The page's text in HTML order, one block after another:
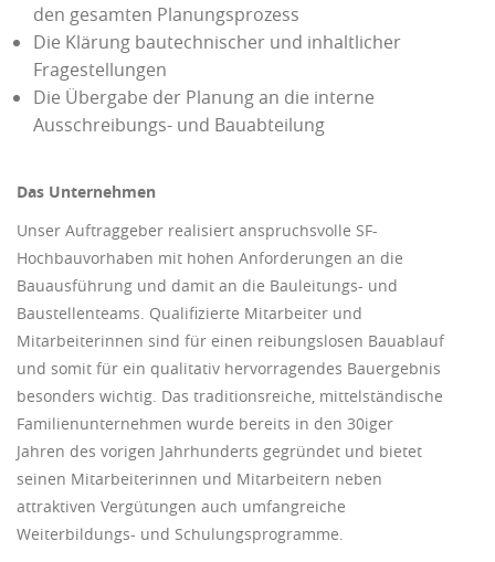
den gesamten Planungsprozess
Die Klärung bautechnischer und inhaltlicher
Fragestellungen
Die Übergabe der Planung an die interne
Ausschreibungs- und Bauabteilung
Das Unternehmen
Unser Auftraggeber realisiert anspruchsvolle SF-
Hochbauvorhaben mit hohen Anforderungen an die
Bauausführung und damit an die Bauleitungs- und
Baustellenteams. Qualifizierte Mitarbeiter und
Mitarbeiterinnen sind für einen reibungslosen Bauablauf
und somit für ein qualitativ hervorragendes Bauergebnis
besonders wichtig. Das traditionsreiche, mittelständische
Familienunternehmen wurde bereits in den 30iger
Jahren des vorigen Jahrhunderts gegründet und bietet
seinen Mitarbeiterinnen und Mitarbeitern neben
attraktiven Vergütungen auch umfangreiche
Weiterbildungs- und Schulungsprogramme.